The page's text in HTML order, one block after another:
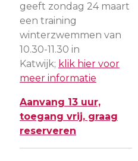
geeft zondag 24 maart
een training
winterzwemmen van
10.30-11.30 in
Katwijk; klik hier voor
meer informatie
Aanvang 13 uur,
toegang vrij, graag
reserveren